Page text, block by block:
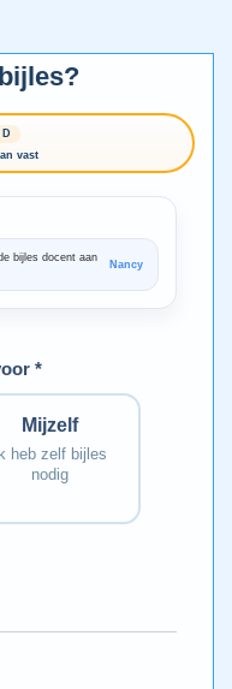
vast
bijles docent aan
Nancy
*
Mijzelf
Ik heb zelf bijles
nodig